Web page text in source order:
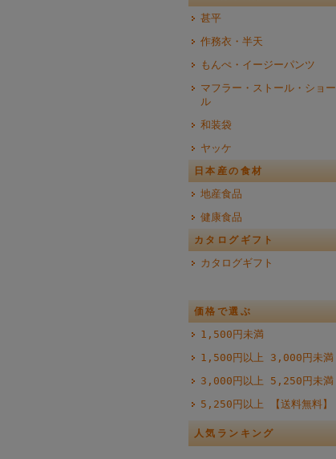
甚平
作務衣・半天
もんぺ・イージーパンツ
マフラー・ストール・ショー
ル
和装袋
ヤッケ
日本産の食材
地産食品
健康食品
カタログギフト
カタログギフト
価格で選ぶ
1,500円未満
1,500円以上 3,000円未満
3,000円以上 5,250円未満
5,250円以上 【送料無料】
人気ランキング